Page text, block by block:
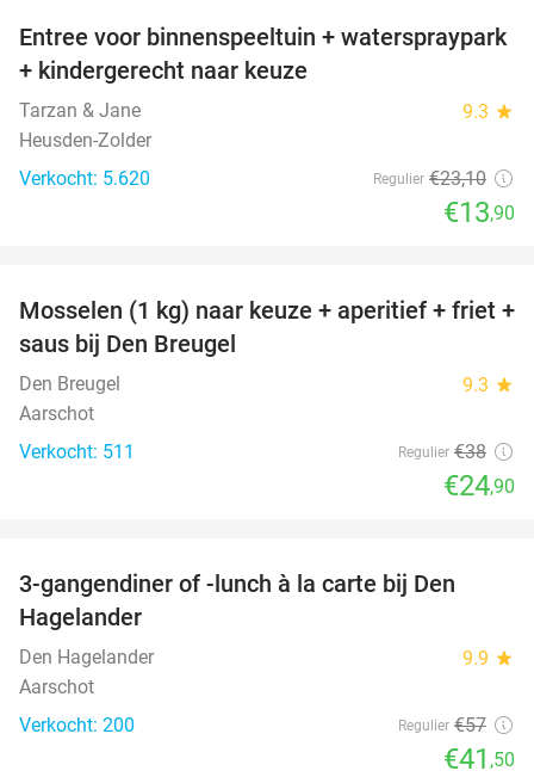
40%
Entree voor binnenspeeltuin + waterspraypark
+ kindergerecht naar keuze
Tarzan & Jane 9.3 star
Heusden-Zolder
Verkocht: 5.620
Regulier €23,10
€13,90
34%
Mosselen (1 kg) naar keuze + aperitief + friet +
saus bij Den Breugel
Den Breugel 9.3 star
Aarschot
Verkocht: 511
Regulier €38
€24,90
3-gangendiner of -lunch à la carte bij Den
Hagelander
Den Hagelander 9.9 star
Aarschot
Verkocht: 200
Regulier €57
€41 ,50